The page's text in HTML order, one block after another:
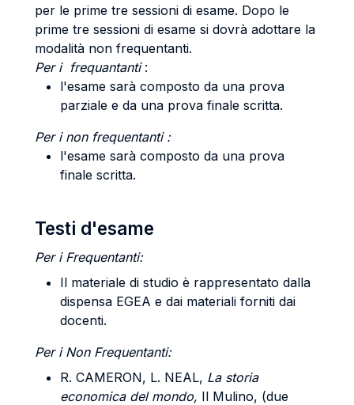
per le prime tre sessioni di esame. Dopo le
prime tre sessioni di esame si dovrà adottare la
modalità non frequentanti.
Per i frequantanti :
l'esame sarà composto da una prova
parziale e da una prova finale scritta.
Per i non frequentanti :
l'esame sarà composto da una prova
finale scritta.
Testi d'esame
Per i Frequentanti:
Il materiale di studio è rappresentato dalla
dispensa EGEA e dai materiali forniti dai
docenti.
Per i Non Frequentanti:
R. CAMERON, L. NEAL, La storia
economica del mondo, Il Mulino, (due